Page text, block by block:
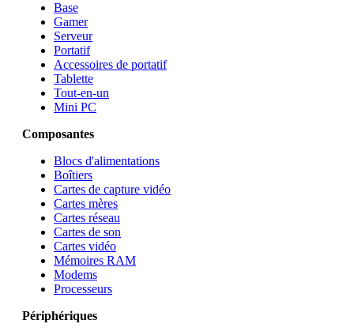
Base
Gamer
Serveur
Portatif
Accessoires de portatif
Tablette
Tout-en-un
Mini PC
Composantes
Blocs d'alimentations
Boîtiers
Cartes de capture vidéo
Cartes mères
Cartes réseau
Cartes de son
Cartes vidéo
Mémoires RAM
Modems
Processeurs
Périphériques